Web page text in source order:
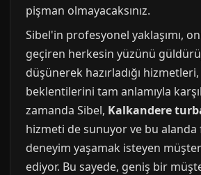
pişman olmayacaksınız.
Sibel'in profesyonel yaklaşımı,
geçiren herkesin yüzünü
düşünerek hazırladığı
beklentilerini tam anlamıyla
zamanda Sibel, Kalkandere
hizmeti de sunuyor ve bu alanda
deneyim yaşamak isteyen
ediyor. Bu sayede, geniş bir